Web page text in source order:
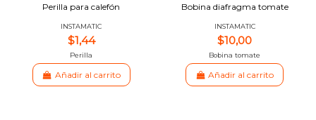
Perilla para calefón
INSTAMATIC
$1,44
Perilla
Añadir al carrito
Bobina diafragma tomate
INSTAMATIC
$10,00
Bobina tomate
Añadir al carrito